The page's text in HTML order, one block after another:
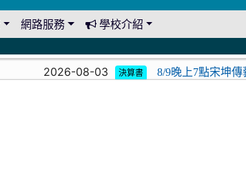
網路服務 學校介紹
2026-08-03 決算書 8/9晚上7點宋坤傳藝